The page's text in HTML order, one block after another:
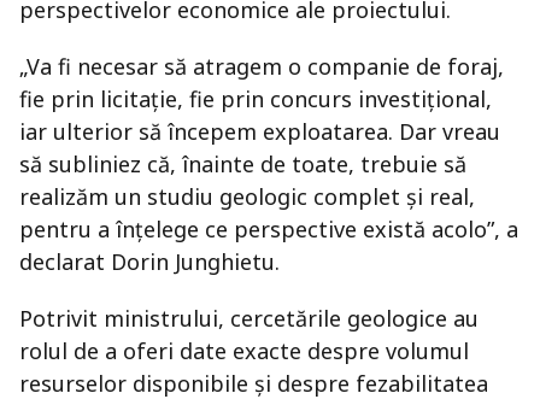
perspectivelor economice ale proiectului.
„Va fi necesar să atragem o companie de foraj,
fie prin licitație, fie prin concurs investițional,
iar ulterior să începem exploatarea. Dar vreau
să subliniez că, înainte de toate, trebuie să
realizăm un studiu geologic complet și real,
pentru a înțelege ce perspective există acolo”, a
declarat Dorin Junghietu.
Potrivit ministrului, cercetările geologice au
rolul de a oferi date exacte despre volumul
resurselor disponibile și despre fezabilitatea